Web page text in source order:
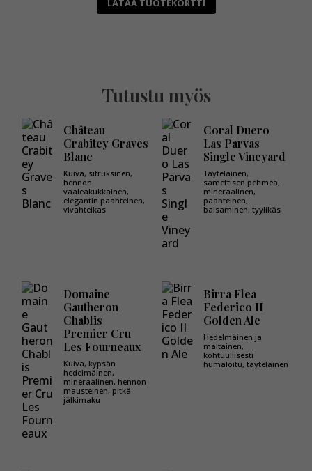
Tutustu myös
Château
Crabitey Graves
Blanc
Kuiva, sitruksinen,
hennon
vaaleakukkainen,
elegantin paahteinen,
vivahteikas
Coral Duero
Las Parvas
Single Vineyard
Täyteläinen,
samettisen pehmeä,
mineraalinen,
paahteinen,
balsaminen, tyylikäs
Domaine
Gautheron
Chablis
Premier Cru
Les Fourneaux
Kuiva, kypsän
hedelmäinen,
mineraalinen, hennon
mausteinen, pitkä
jälkimaku
Birra Flea
Federico II
Golden Ale
Hedelmäinen ja
maltainen,
kohtuullisesti
humaloitu, täyteläinen